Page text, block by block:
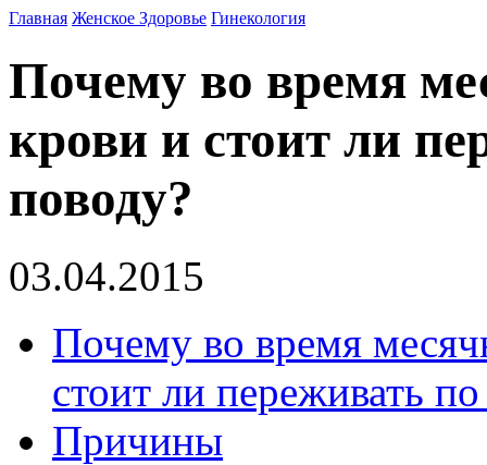
Главная Женское Здоровье Гинекология
Почему во время
крови и стоит ли
поводу?
03.04.2015
Почему во время
стоит ли переживать
Причины